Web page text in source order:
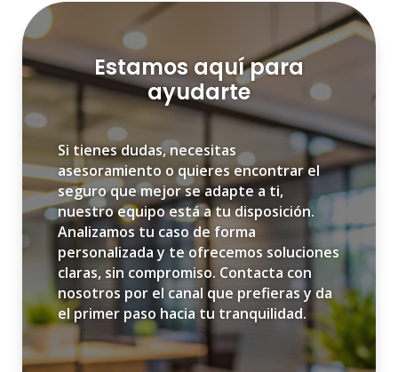
Estamos aquí para
ayudarte
Si tienes dudas, necesitas
asesoramiento o quieres encontrar el
seguro que mejor se adapte a ti,
nuestro equipo está a tu disposición.
Analizamos tu caso de forma
personalizada y te ofrecemos soluciones
claras, sin compromiso. Contacta con
nosotros por el canal que prefieras y da
el primer paso hacia tu tranquilidad.